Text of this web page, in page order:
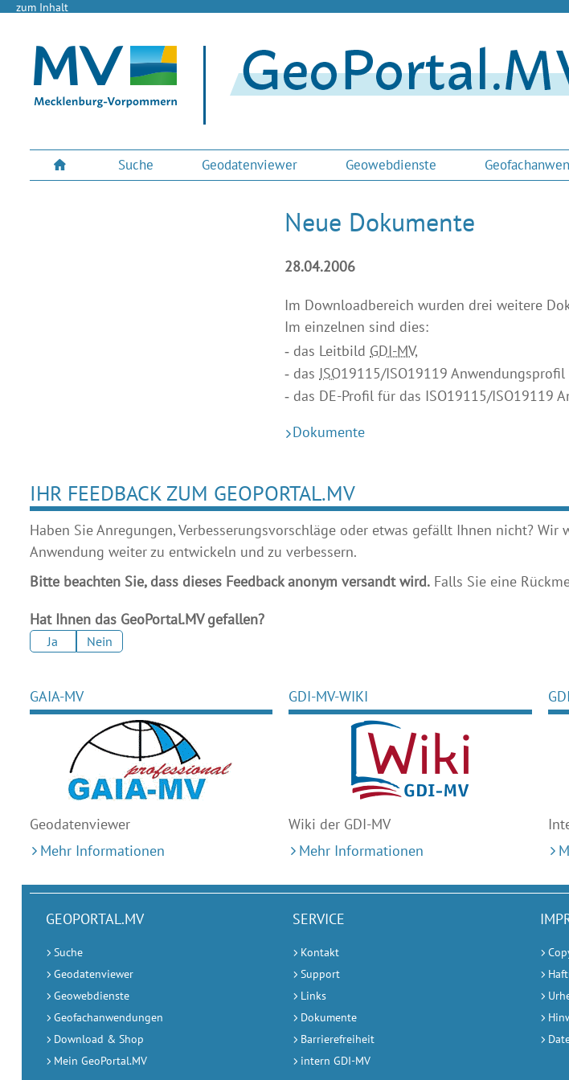
zum Inhalt
Suche Geodatenviewer Geowebdienste
Neue Dokumente
28.04.2006
Im Downloadbereich wurden drei weitere
Im einzelnen sind dies:
das Leitbild GDI-MV,
das ISO19115/ISO19119
das DE-Profil für das ISO19115/ISO19119
Dokumente
IHR FEEDBACK ZUM GEOPORTAL.MV
Haben Sie Anregungen, Verbesserungsvorschläge oder etwas gefällt Ihnen nicht?
Anwendung weiter zu entwickeln und zu verbessern.
Bitte beachten Sie, dass dieses Feedback anonym versandt wird.Falls Sie eine
Hat Ihnen das GeoPortal.MV gefallen?
Ja Nein
GAIA-MV
Geodatenviewer
Mehr Informationen
GDI-MV-WIKI
Wiki der GDI-MV
Mehr Informationen
GEOPORTAL.MV
Suche
Geodatenviewer
Geowebdienste
Geofachanwendungen
Download & Shop
Mein GeoPortal.MV
SERVICE
Kontakt
Support
Links
Dokumente
Barrierefreiheit
intern GDI-MV